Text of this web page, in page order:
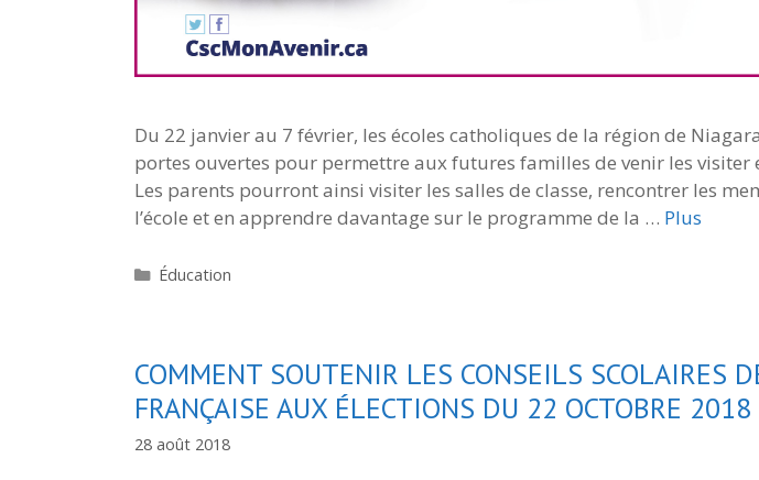
Du 22 janvier au 7 février, les écoles catholiques de la région de
portes ouvertes pour permettre aux futures familles de venir les visiter
Les parents pourront ainsi visiter les salles de classe, rencontrer les
l’école et en apprendre davantage sur le programme de la … Plus
Catégories
Éducation
COMMENT SOUTENIR LES CONSEILS SCOLAIRES
FRANÇAISE AUX ÉLECTIONS DU 22 OCTOBRE 2018
28 août 2018